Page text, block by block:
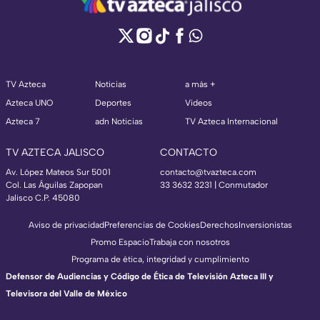
TV Azteca
Azteca UNO
Azteca 7
Noticias
Deportes
adn Noticias
a más +
Videos
TV Azteca Internacional
TV AZTECA JALISCO
Av. López Mateos Sur 5001
Col. Las Águilas Zapopan
Jalisco C.P. 45080
CONTACTO
contacto@tvazteca.com
33 3632 3231 | Conmutador
Aviso de privacidadPreferencias de CookiesDerechosInversionistas
Promo EspacioTrabaja con nosotros
Programa de ética, integridad y cumplimiento
Defensor de Audiencias y Código de Ética de Televisión Azteca III y
Televisora del Valle de México